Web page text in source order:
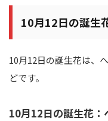
10月12日の誕生
10月12日の誕生花は、
どです。
10月12日の誕生花：